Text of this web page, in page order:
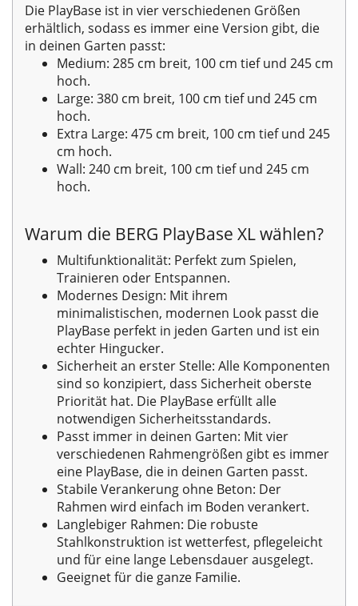
Die PlayBase ist in vier verschiedenen Größen
erhältlich, sodass es immer eine Version gibt, die
in deinen Garten passt:
Medium: 285 cm breit, 100 cm tief und 245 cm
hoch.
Large: 380 cm breit, 100 cm tief und 245 cm
hoch.
Extra Large: 475 cm breit, 100 cm tief und 245
cm hoch.
Wall: 240 cm breit, 100 cm tief und 245 cm
hoch.
Warum die BERG PlayBase XL wählen?
Multifunktionalität: Perfekt zum Spielen,
Trainieren oder Entspannen.
Modernes Design: Mit ihrem
minimalistischen, modernen Look passt die
PlayBase perfekt in jeden Garten und ist ein
echter Hingucker.
Sicherheit an erster Stelle: Alle Komponenten
sind so konzipiert, dass Sicherheit oberste
Priorität hat. Die PlayBase erfüllt alle
notwendigen Sicherheitsstandards.
Passt immer in deinen Garten: Mit vier
verschiedenen Rahmengrößen gibt es immer
eine PlayBase, die in deinen Garten passt.
Stabile Verankerung ohne Beton: Der
Rahmen wird einfach im Boden verankert.
Langlebiger Rahmen: Die robuste
Stahlkonstruktion ist wetterfest, pflegeleicht
und für eine lange Lebensdauer ausgelegt.
Geeignet für die ganze Familie.